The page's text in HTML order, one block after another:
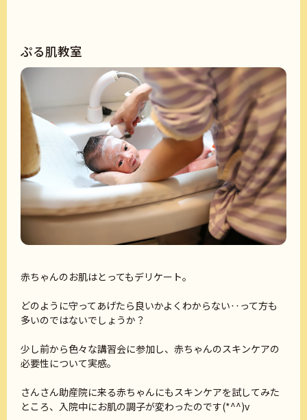
ぷる肌教室
赤ちゃんのお肌はとってもデリケート。
どのように守ってあげたら良いかよくわからない‥って方も
多いのではないでしょうか？
少し前から色々な講習会に参加し、赤ちゃんのスキンケアの
必要性について実感。
さんさん助産院に来る赤ちゃんにもスキンケアを試してみた
ところ、入院中にお肌の調子が変わったのです(*^^)v